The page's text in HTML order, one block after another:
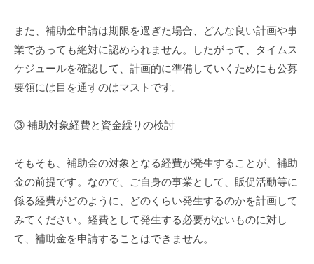
また、補助金申請は期限を過ぎた場合、どんな良い計画や事
業であっても絶対に認められません。したがって、タイムス
ケジュールを確認して、計画的に準備していくためにも公募
要領には目を通すのはマストです。
③ 補助対象経費と資金繰りの検討
そもそも、補助金の対象となる経費が発生することが、補助
金の前提です。なので、ご自身の事業として、販促活動等に
係る経費がどのように、どのくらい発生するのかを計画して
みてください。経費として発生する必要がないものに対し
て、補助金を申請することはできません。